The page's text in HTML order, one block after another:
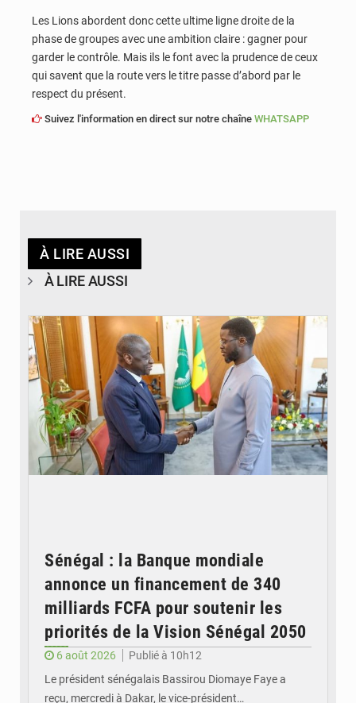
Les Lions abordent donc cette ultime ligne droite de la
phase de groupes avec une ambition claire : gagner pour
garder le contrôle. Mais ils le font avec la prudence de ceux
qui savent que la route vers le titre passe d’abord par le
respect du présent.
Suivez l'information en direct sur notre chaîne WHATSAPP
À LIRE AUSSI
À LIRE AUSSI
Sénégal : la Banque mondiale
annonce un financement de 340
milliards FCFA pour soutenir les
priorités de la Vision Sénégal 2050
6 août 2026
Publié à 10h12
Le président sénégalais Bassirou Diomaye Faye a
reçu, mercredi à Dakar, le vice-président…